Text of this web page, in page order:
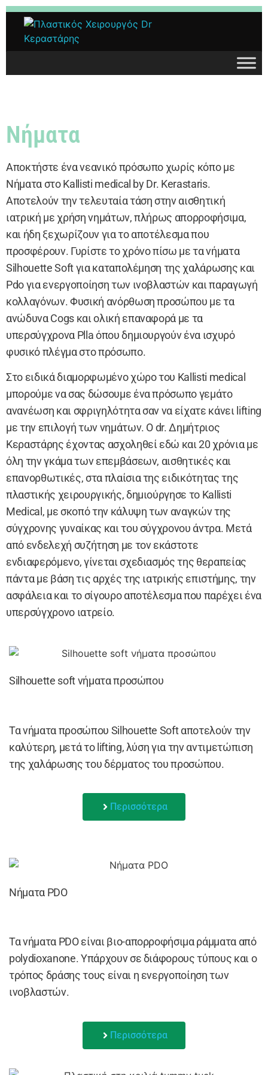
Ο προσωπικός σας πλαστικός χειρουργός
Νήματα
Αποκτήστε ένα νεανικό πρόσωπο χωρίς κόπο με
Νήματα στο Kallisti medical by Dr. Kerastaris.
Αποτελούν την τελευταία τάση στην αισθητική
ιατρική με χρήση νημάτων, πλήρως απορροφήσιμα,
και ήδη ξεχωρίζουν για το αποτέλεσμα που
προσφέρουν. Γυρίστε το χρόνο πίσω με τα νήματα
Silhouette Soft για καταπολέμηση της χαλάρωσης και
Pdo για ενεργοποίηση των ινοβλαστών και παραγωγή
κολλαγόνων. Φυσική ανόρθωση προσώπου με τα
ανώδυνα Cogs και ολική επαναφορά με τα
υπερσύγχρονα Plla όπου δημιουργούν ένα ισχυρό
φυσικό πλέγμα στο πρόσωπο.
Στο ειδικά διαμορφωμένο χώρο του Kallisti medical
μπορούμε να σας δώσουμε ένα πρόσωπο γεμάτο
ανανέωση και σφριγηλότητα σαν να είχατε κάνει lifting
με την επιλογή των νημάτων. Ο dr. Δημήτριος
Κεραστάρης έχοντας ασχοληθεί εδώ και 20 χρόνια με
όλη την γκάμα των επεμβάσεων, αισθητικές και
επανορθωτικές, στα πλαίσια της ειδικότητας της
πλαστικής χειρουργικής, δημιούργησε το Kallisti
Medical, με σκοπό την κάλυψη των αναγκών της
σύγχρονης γυναίκας και του σύγχρονου άντρα. Μετά
από ενδελεχή συζήτηση με τον εκάστοτε
ενδιαφερόμενο, γίνεται σχεδιασμός της θεραπείας
πάντα με βάση τις αρχές της ιατρικής επιστήμης, την
ασφάλεια και το σίγουρο αποτέλεσμα που παρέχει ένα
υπερσύγχρονο ιατρείο.
Silhouette soft νήματα προσώπου
Τα νήματα προσώπου Silhouette Soft αποτελούν την
καλύτερη, μετά το lifting, λύση για την αντιμετώπιση
της χαλάρωσης του δέρματος του προσώπου.
Περισσότερα
Νήματα PDO
Τα νήματα PDO είναι βιο-απορροφήσιμα ράμματα από
polydioxanone. Υπάρχουν σε διάφορους τύπους και ο
τρόπος δράσης τους είναι η ενεργοποίηση των
ινοβλαστών.
Περισσότερα